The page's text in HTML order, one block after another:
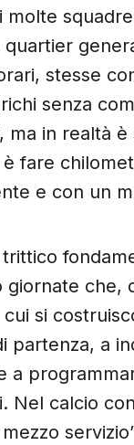
stesse
senza
ma in realtà
fare
e con un
che,
si
partenza, a
a
Nel calcio